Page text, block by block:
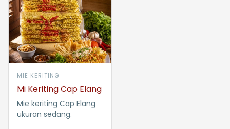
MIE KERITING
Mi Keriting Cap Elang
Mie keriting Cap Elang
ukuran sedang.